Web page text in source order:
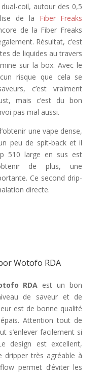
coil, autour des 0,5
de la Fiber Freaks
de la Fiber Freaks
Résultat, c’est
de liquides au travers
sur la box. Avec le
risque que cela se
c’est vraiment
mais c’est du bon
pas mal aussi.
une vape dense,
peu de spit-back et il
510 large en sus est
de plus, une
Ce second drip-
directe.
Wotofo RDA
RDA est un bon
de saveur et de
est de bonne qualité
Attention tout de
s’enlever facilement si
design est excellent,
dripper très agréable à
permet d’éviter les